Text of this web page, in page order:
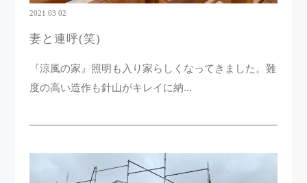
2021 03 02
妻と連呼(笑)
『涼風の家』照明も入り家らしくなってきました。難
度の高い造作も針山がキレイに納...